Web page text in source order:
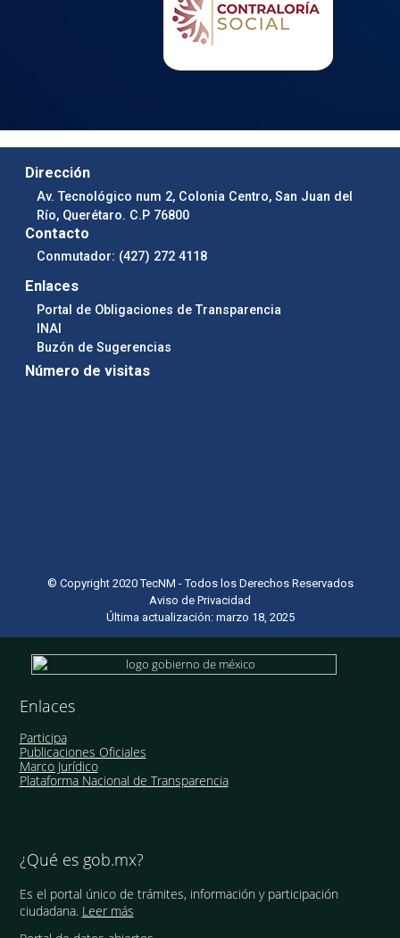
Dirección
Av. Tecnológico num 2, Colonia Centro, San Juan del
Río, Querétaro. C.P 76800
Contacto
Conmutador: (427) 272 4118
Enlaces
Portal de Obligaciones de Transparencia
INAI
Buzón de Sugerencias
Número de visitas
© Copyright 2020 TecNM - Todos los Derechos Reservados
Aviso de Privacidad
Última actualización: marzo 18, 2025
Enlaces
Participa
Publicaciones Oficiales
Marco Jurídico
Plataforma Nacional de Transparencia
¿Qué es gob.mx?
Es el portal único de trámites, información y participación
ciudadana. Leer más